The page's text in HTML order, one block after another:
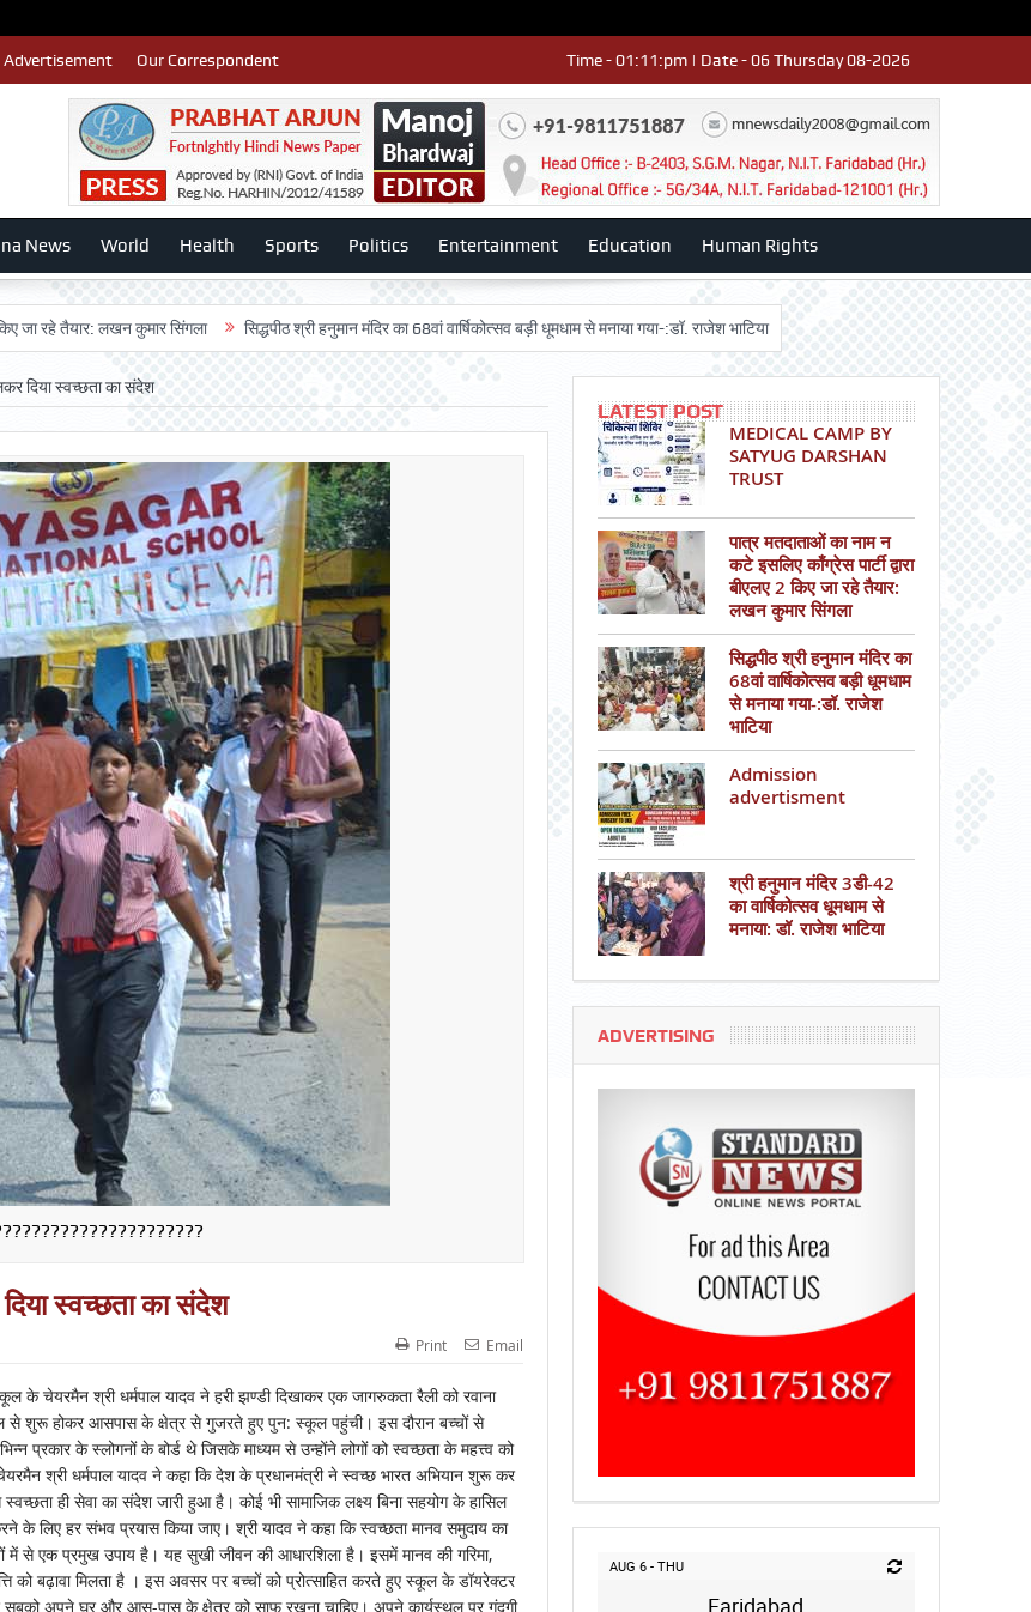
Advertisement Our Correspondent Time - 01:11:pm | Date - 06 Thursday 08-2026
News World Health Sports Politics Entertainment Education Human Rights
लखन कुमार सिंगला सिद्धपीठ श्री हनुमान मंदिर का 68वां वार्षिकोत्सव बड़ी धूमधाम से मनाया गया-:डॉ. राजेश भाटिया Admission advertisment श्री हनुमान
दिया स्वच्छता का संदेश
स्वच्छता का संदेश
Print Email
के चेयरमैन श्री धर्मपाल यादव ने हरी झण्डी दिखाकर एक जागरुकता रैली को रवाना
से शुरू होकर आसपास के क्षेत्र से गुजरते हुए पुन: स्कूल पहुंची। इस दौरान बच्चों से
प्रकार के स्लोगनों के बोर्ड थे जिसके माध्यम से उन्होंने लोगों को स्वच्छता के महत्त्व को
श्री धर्मपाल यादव ने कहा कि देश के प्रधानमंत्री ने स्वच्छ भारत अभियान शुरू कर
ही सेवा का संदेश जारी हुआ है। कोई भी सामाजिक लक्ष्य बिना सहयोग के हासिल
के लिए हर संभव प्रयास किया जाए। श्री यादव ने कहा कि स्वच्छता मानव समुदाय का
में से एक प्रमुख उपाय है। यह सुखी जीवन की आधारशिला है। इसमें मानव की गरिमा,
को बढ़ावा मिलता है । इस अवसर पर बच्चों को प्रोत्साहित करते हुए स्कूल के डॉयरेक्टर
अपने घर और आस-पास के क्षेत्र को साफ रखना चाहिए। अपने कार्यस्थल पर गंदगी
LATEST POST
MEDICAL CAMP BY
SATYUG DARSHAN
TRUST
पात्र मतदाताओं का नाम न
कटे इसलिए काँग्रेस पार्टी द्वारा
बीएलए 2 किए जा रहे तैयार:
लखन कुमार सिंगला
सिद्धपीठ श्री हनुमान मंदिर का
68वां वार्षिकोत्सव बड़ी धूमधाम
से मनाया गया-:डॉ. राजेश
भाटिया
Admission
advertisment
श्री हनुमान मंदिर 3डी-42
का वार्षिकोत्सव धूमधाम से
मनाया: डॉ. राजेश भाटिया
ADVERTISING
AUG 6 - THU
Faridabad